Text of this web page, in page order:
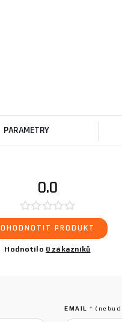
PARAMETRY
0.0
OHODNOTIT PRODUKT
Hodnotilo 0 zákazníků
EMAIL*